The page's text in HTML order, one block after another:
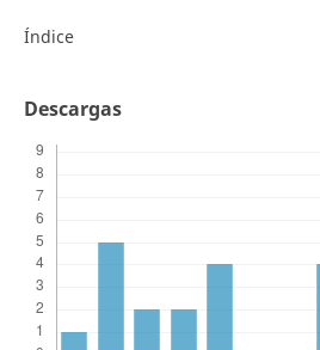
Índice
Descargas